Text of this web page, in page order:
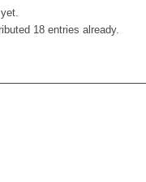
18 entries already.